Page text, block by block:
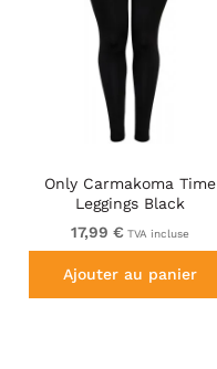
Only Carmakoma Time
Leggings Black
17,99 € TVA incluse
Ajouter au panier